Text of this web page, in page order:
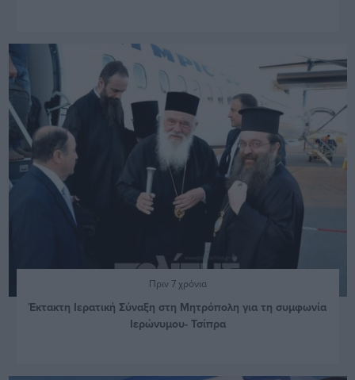
Πριν 7 χρόνια
Έκτακτη Ιερατική Σύναξη στη Μητρόπολη για τη συμφωνία
Ιερώνυμου- Τσίπρα